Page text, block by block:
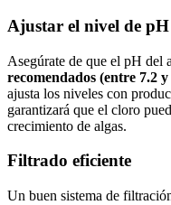
Ajustar el nivel de pH
Asegúrate de que el pH del
recomendados (entre 7.2 y
ajusta los niveles con
garantizará que el cloro
crecimiento de algas.
Filtrado eficiente
Un buen sistema de